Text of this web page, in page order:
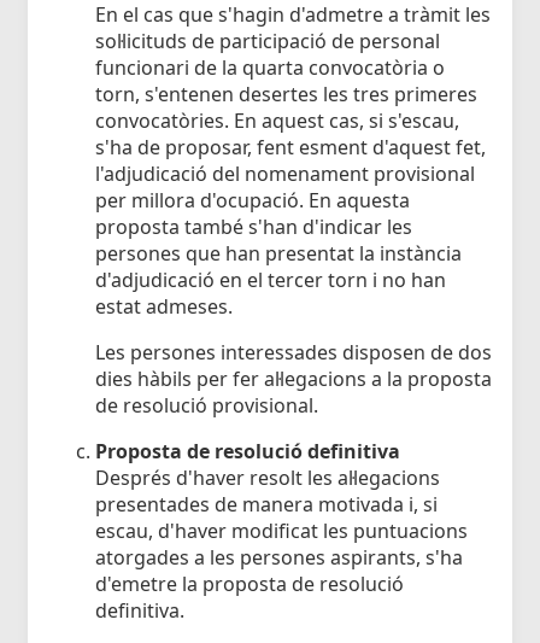
En el cas que s'hagin d'admetre a tràmit les
sol·licituds de participació de personal
funcionari de la quarta convocatòria o
torn, s'entenen desertes les tres primeres
convocatòries. En aquest cas, si s'escau,
s'ha de proposar, fent esment d'aquest fet,
l'adjudicació del nomenament provisional
per millora d'ocupació. En aquesta
proposta també s'han d'indicar les
persones que han presentat la instància
d'adjudicació en el tercer torn i no han
estat admeses.
Les persones interessades disposen de dos
dies hàbils per fer al·legacions a la proposta
de resolució provisional.
Proposta de resolució definitiva
Després d'haver resolt les al·legacions
presentades de manera motivada i, si
escau, d'haver modificat les puntuacions
atorgades a les persones aspirants, s'ha
d'emetre la proposta de resolució
definitiva.